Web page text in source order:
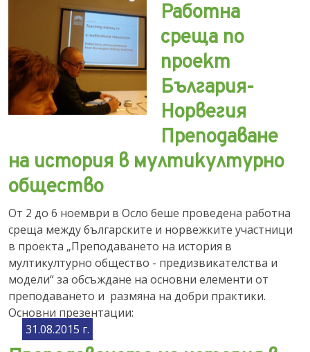
Работна
среща по
проект
България-
Норвегия
Преподаване
на история в мултикултурно
общество
От 2 до 6 ноември в Осло беше проведена работна
среща между българските и норвежките участници
в проекта „Преподаването на история в
мултикултурно общество - предизвикателства и
модели“ за обсъждане на основни елементи от
преподаването и размяна на добри практики.
Основни презентации:
31.08.2015 г.